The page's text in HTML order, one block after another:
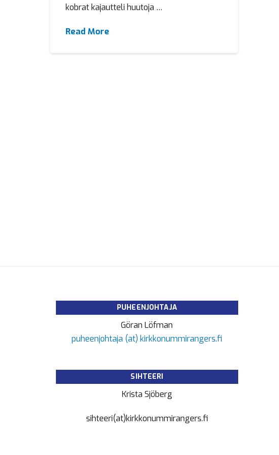
kobrat kajautteli huutoja …
Read More
PUHEENJOHTAJA
Göran Löfman
puheenjohtaja (at) kirkkonummirangers.fi
SIHTEERI
Krista Sjöberg
sihteeri(at)kirkkonummirangers.fi